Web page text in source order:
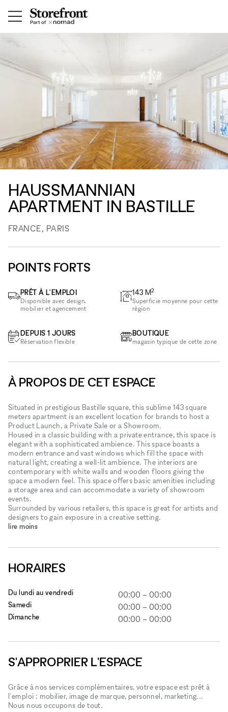
HAUSSMANNIAN
APARTMENT IN BASTILLE
FRANCE, PARIS
POINTS FORTS
PRÊT À L'EMPLOI
Disponible avec design,
mobilier et agencement
DEPUIS 1 JOURS
Réservation flexible
143 M2
Superficie moyenne pour cette
région
BOUTIQUE
magasin typique de cette zone
À PROPOS DE CET ESPACE
Situated in prestigious Bastille square, this sublime 143 square
meters apartment is an excellent location for brands to host a
Product Launch, a Private Sale or a Showroom.
Housed in a classic building with a private entrance, this space is
elegant with a sophisticated ambience. This space boasts a
modern entrance and vast windows which fill the space with
natural light, creating a well-lit ambience. The interiors are
contemporary with white walls and wooden floors giving the
space a modern feel. This space offers basic amenities including
a storage area and can accommodate a variety of showroom
events.
Surrounded by various retailers, this space is great for artists and
designers to gain exposure in a creative setting.
lire moins
HORAIRES
Du lundi au vendredi 00:00 – 00:00
Samedi 00:00 – 00:00
Dimanche 00:00 – 00:00
S'APPROPRIER L'ESPACE
Grâce à nos services complémentaires, votre espace est prêt à
l'emploi : mobilier, image de marque, personnel, marketing...
Nous nous occupons de tout.